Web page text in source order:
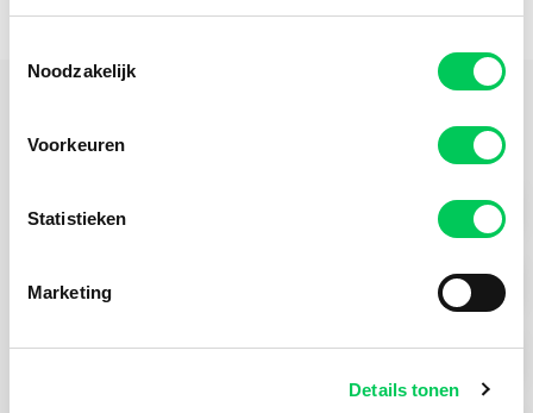
Noodzakelijk
Voorkeuren
Statistieken
Marketing
Details tonen
Wachttijden